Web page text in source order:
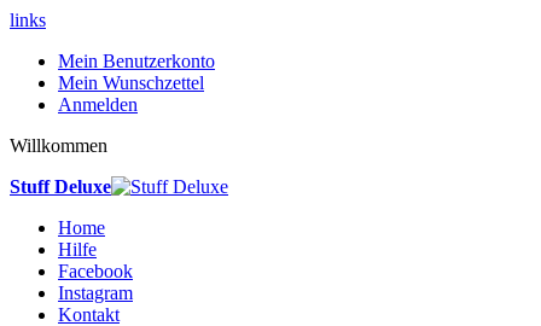
links
Mein Benutzerkonto
Mein Wunschzettel
Anmelden
Willkommen
Stuff Deluxe
Home
Hilfe
Facebook
Instagram
Kontakt